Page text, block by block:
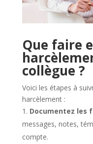
Que faire
collègue ?
Voici les étapes à
harcèlement :
Documentez les
messages, notes,
compte.